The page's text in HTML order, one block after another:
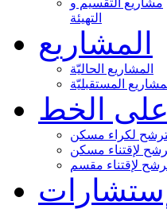
مشاريع التقسيم و
التهيئة
المشاريع
المشاريع الحاليّة
المستقبليّة
الخط
لكراء مسكن
لإقتناء مسكن
لإقتناء مقسم